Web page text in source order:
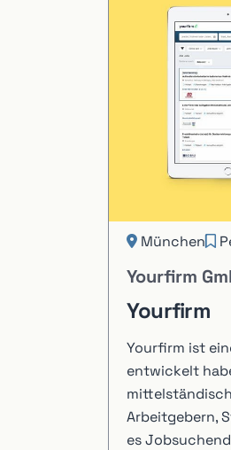
München
Yourfirm
Yourfirm
Yourfirm ist
entwickelt
Arbeitgebern,
es